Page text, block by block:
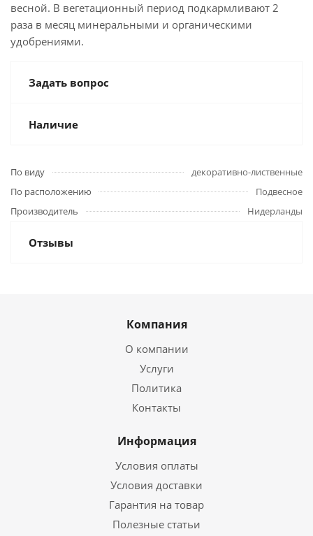
весной. В вегетационный период подкармливают 2
раза в месяц минеральными и органическими
удобрениями.
Задать вопрос
Наличие
По виду
декоративно-лиственные
По расположению
Подвесное
Производитель
Нидерланды
Отзывы
Компания
О компании
Услуги
Политика
Контакты
Информация
Условия оплаты
Условия доставки
Гарантия на товар
Полезные статьи